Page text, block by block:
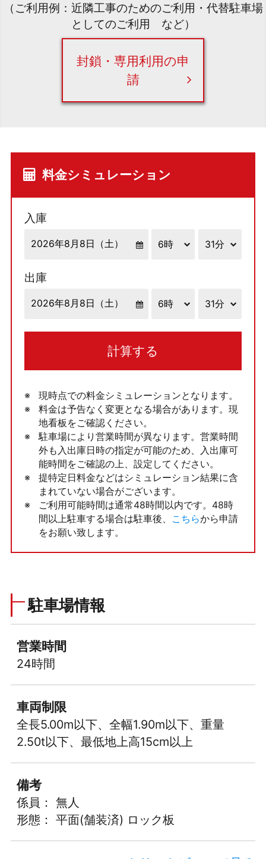
（ご利用例：近隣工事のためのご利用・代替駐車場
としてのご利用 など）
封鎖・専用利用の申
請
料金シミュレーション
入庫
出庫
計算する
現時点での料金シミュレーションとなります。
料金は予告なく変更となる場合があります。現
地看板をご確認ください。
駐車場により営業時間が異なります。営業時間
外も入出庫日時の指定が可能のため、入出庫可
能時間をご確認の上、設定してください。
提特定日料金などはシミュレーション結果に含
まれていない場合がございます。
ご利用可能時間は通常48時間以内です。48時
間以上駐車する場合は駐車後、
こちらから申請
をお願い致します。
駐車場情報
営業時間
24時間
車両制限
全長5.00m以下、全幅1.90m以下、重量
2.50t以下、最低地上高15cm以上
備考
係員： 無人
形態： 平面(舗装済) ロック板